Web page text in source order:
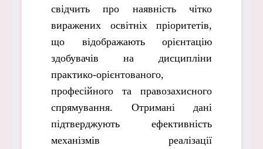
свідчить про наявність чітко
виражених освітніх пріоритетів,
що відображають орієнтацію
здобувачів на дисципліни
практико-орієнтованого,
професійного та правозахисного
спрямування. Отримані дані
підтверджують ефективність
механізмів реалізації